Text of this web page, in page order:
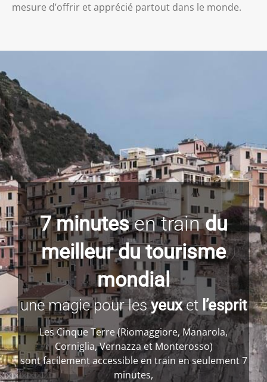
mesure d’offrir et apprécié partout dans le monde.
7 minutesen traindu
meilleur du tourisme
mondial
une magie pour lesyeuxet l’esprit
Les Cinque Terre (Riomaggiore, Manarola,
Corniglia, Vernazza et Monterosso)
sont facilement accessible en train en seulement 7
minutes,